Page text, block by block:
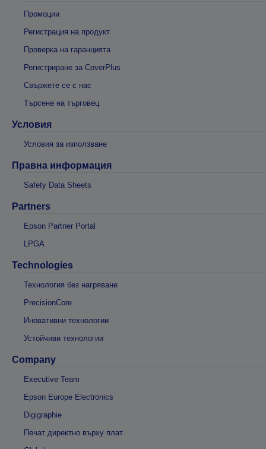
Промоции
Регистрация на продукт
Проверка на гаранцията
Регистриране за CoverPlus
Свържете се с нас
Търсене на търговец
Условия
Условия за използване
Правна информация
Safety Data Sheets
Partners
Epson Partner Portal
LPGA
Technologies
Технология без нагряване
PrecisionCore
Иновативни технологии
Устойчиви технологии
Company
Executive Team
Epson Europe Electronics
Digigraphie
Печат директно върху плат